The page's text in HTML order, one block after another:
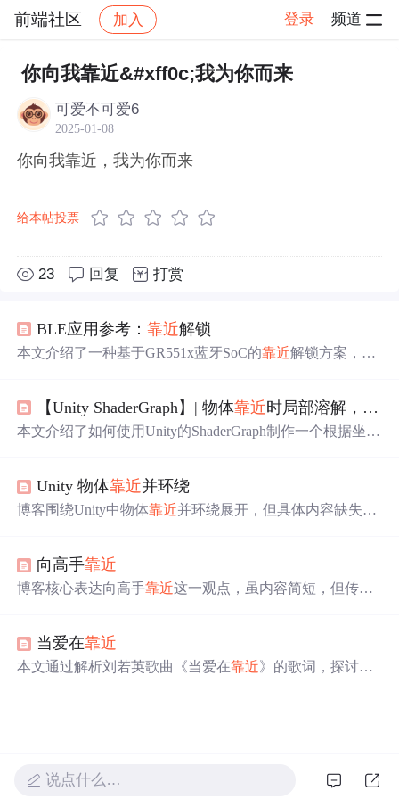
前端社区 加入 登录 频道
社区 前端社区 感慨 帖子详情
你向我靠近&#xff0c;我为你而来
可爱不可爱6
2025-01-08
你向我靠近，我为你而来
给本帖投票
23 回复 打赏
BLE应用参考：靠近解锁
本文介绍了一种基于GR551x蓝牙SoC的靠近解锁方案，该
【Unity ShaderGraph】| 物体靠近时局部溶解，根据坐标控制溶解的位置【文末送书】
本文介绍了如何使用Unity的ShaderGraph制作一个根据坐标
如何在Unity中实现物体靠近
Unity 物体靠近并环绕
博客围绕Unity中物体靠近并环绕展开，但具体内容缺失。
向高手靠近
博客核心表达向高手靠近这一观点，虽内容简短，但传达
当爱在靠近
本文通过解析刘若英歌曲《当爱在靠近》的歌词，探讨了
说点什么…